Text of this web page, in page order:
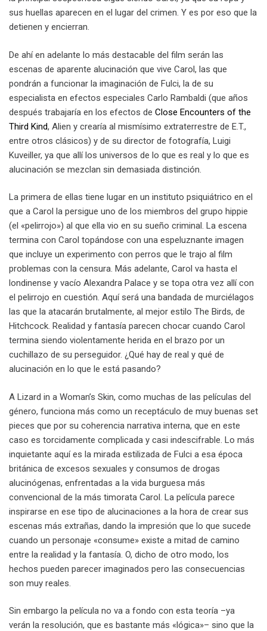
sus huellas aparecen en el lugar del crimen. Y es por eso que la
detienen y encierran.
De ahí en adelante lo más destacable del film serán las
escenas de aparente alucinación que vive Carol, las que
pondrán a funcionar la imaginación de Fulci, la de su
especialista en efectos especiales Carlo Rambaldi (que años
después trabajaría en los efectos de Close Encounters of the
Third Kind, Alien y crearía al mismísimo extraterrestre de E.T.,
entre otros clásicos) y de su director de fotografía, Luigi
Kuveiller, ya que allí los universos de lo que es real y lo que es
alucinación se mezclan sin demasiada distinción.
La primera de ellas tiene lugar en un instituto psiquiátrico en el
que a Carol la persigue uno de los miembros del grupo hippie
(el «pelirrojo») al que ella vio en su sueño criminal. La escena
termina con Carol topándose con una espeluznante imagen
que incluye un experimento con perros que le trajo al film
problemas con la censura. Más adelante, Carol va hasta el
londinense y vacío Alexandra Palace y se topa otra vez allí con
el pelirrojo en cuestión. Aquí será una bandada de murciélagos
las que la atacarán brutalmente, al mejor estilo The Birds, de
Hitchcock. Realidad y fantasía parecen chocar cuando Carol
termina siendo violentamente herida en el brazo por un
cuchillazo de su perseguidor. ¿Qué hay de real y qué de
alucinación en lo que le está pasando?
A Lizard in a Woman’s Skin, como muchas de las películas del
género, funciona más como un receptáculo de muy buenas set
pieces que por su coherencia narrativa interna, que en este
caso es torcidamente complicada y casi indescifrable. Lo más
inquietante aquí es la mirada estilizada de Fulci a esa época
británica de excesos sexuales y consumos de drogas
alucinógenas, enfrentadas a la vida burguesa más
convencional de la más timorata Carol. La película parece
inspirarse en ese tipo de alucinaciones a la hora de crear sus
escenas más extrañas, dando la impresión que lo que sucede
cuando un personaje «consume» existe a mitad de camino
entre la realidad y la fantasía. O, dicho de otro modo, los
hechos pueden parecer imaginados pero las consecuencias
son muy reales.
Sin embargo la película no va a fondo con esta teoría –ya
verán la resolución, que es bastante más «lógica»– sino que la